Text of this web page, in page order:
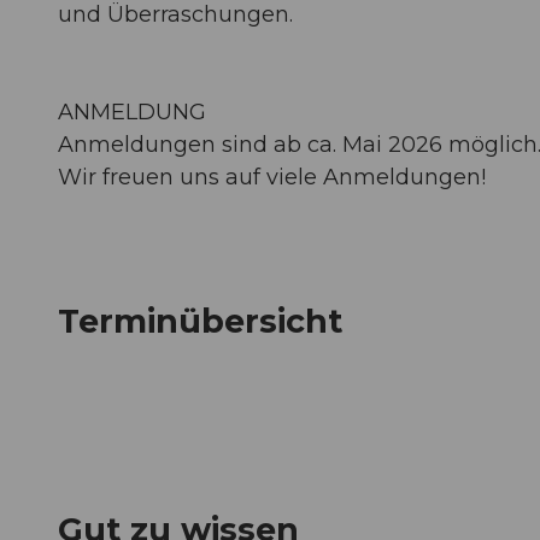
und Überraschungen.
ANMELDUNG
Anmeldungen sind ab ca. Mai 2026 möglich.
Wir freuen uns auf viele Anmeldungen!
Terminübersicht
Gut zu wissen